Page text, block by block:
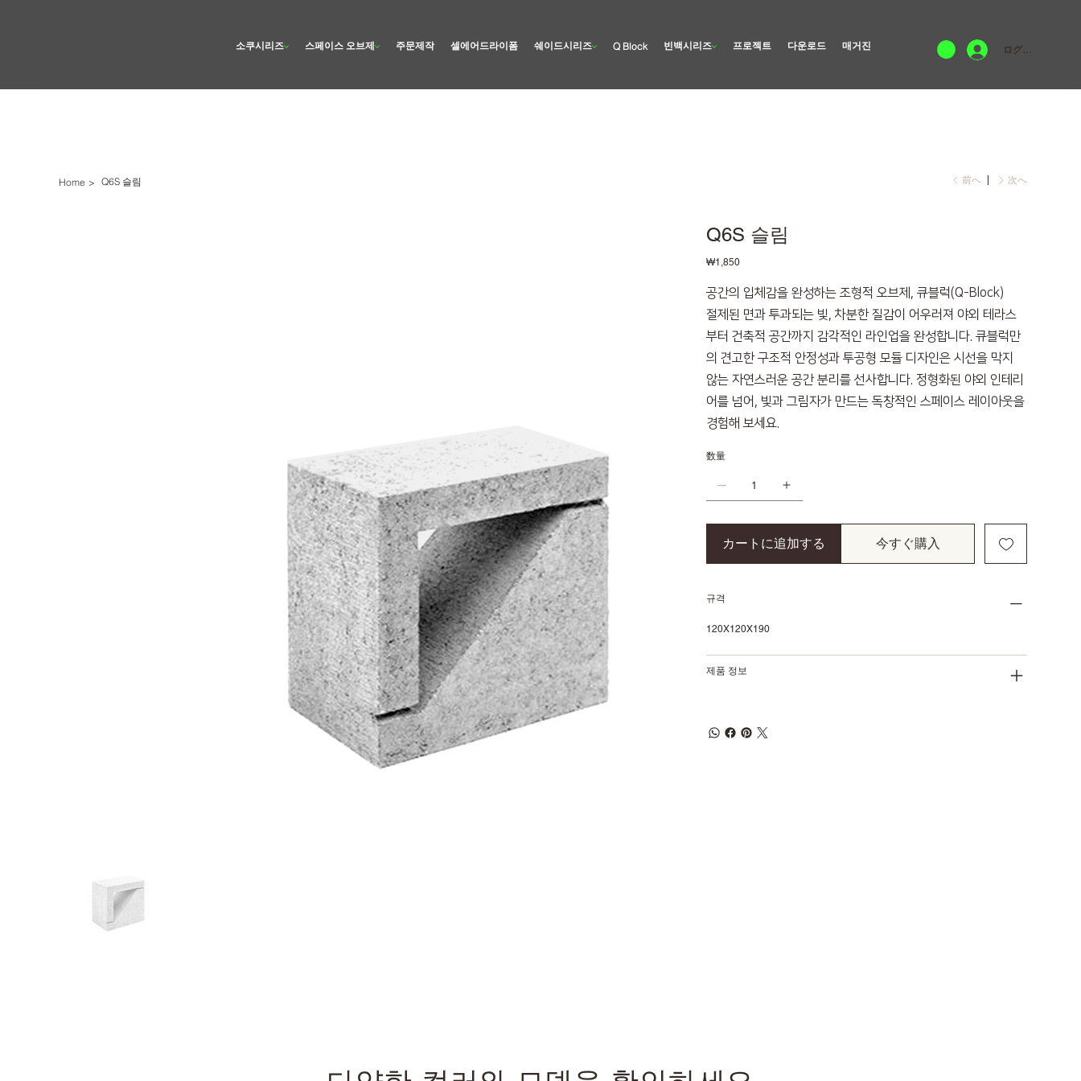
ログイン
소쿠시리즈 스페이스 오브제 주문제작 셀에어드라이폼 쉐이드시리즈 Q Block 빈백시리즈 프로젝트 다운로드 매거진
Home > Q6S 슬림 前へ 次へ
Q6S 슬림
価
₩1,850
공간의 입체감을 완성하는 조형적 오브제, 큐블럭(Q-Block)
절제된 면과 투과되는 빛, 차분한 질감이 어우러져 야외 테라스
부터 건축적 공간까지 감각적인 라인업을 완성합니다. 큐블럭만
의 견고한 구조적 안정성과 투공형 모듈 디자인은 시선을 막지
않는 자연스러운 공간 분리를 선사합니다. 정형화된 야외 인테리
어를 넘어, 빛과 그림자가 만드는 독창적인 스페이스 레이아웃을
경험해 보세요.
数量
カートに追加する 今すぐ購入
규격
120X120X190
제품 정보